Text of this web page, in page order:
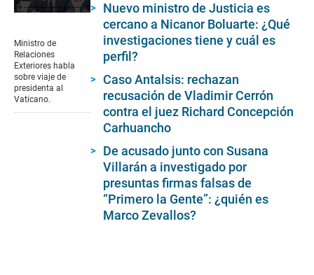
of
4
minutes,
33
seconds
Ministro de
Relaciones
Exteriores habla
sobre viaje de
presidenta al
Vaticano.
Nuevo ministro de Justicia es
cercano a Nicanor Boluarte: ¿Qué
investigaciones tiene y cuál es
perfil?
Caso Antalsis: rechazan
recusación de Vladimir Cerrón
contra el juez Richard Concepción
Carhuancho
De acusado junto con Susana
Villarán a investigado por
presuntas firmas falsas de
“Primero la Gente”: ¿quién es
Marco Zevallos?